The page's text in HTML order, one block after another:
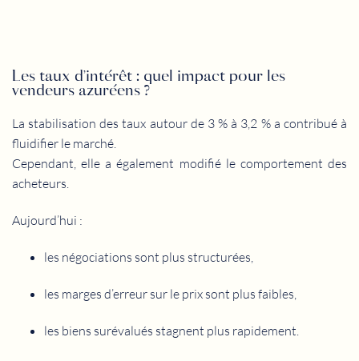
Les taux d’intérêt : quel impact pour les
vendeurs azuréens ?
La stabilisation des taux autour de 3 % à 3,2 % a contribué à
fluidifier le marché.
Cependant, elle a également modifié le comportement des
acheteurs.
Aujourd’hui :
les négociations sont plus structurées,
les marges d’erreur sur le prix sont plus faibles,
les biens surévalués stagnent plus rapidement.